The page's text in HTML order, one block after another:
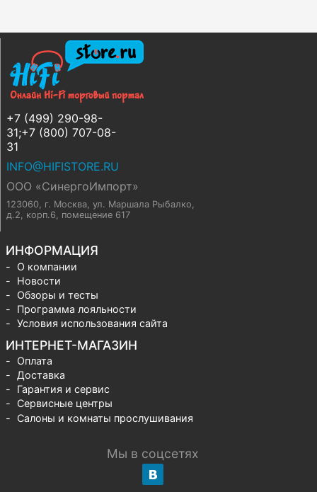
+7 (499) 290-98-
31;+7 (800) 707-08-
31
INFO@HIFISTORE.RU
ООО «СинергоИмпорт»
123060, г. Москва, ул. Маршала Рыбалко,
д.2, корп.6, помещение 617
ИНФОРМАЦИЯ
О компании
Новости
Обзоры и тесты
Программа лояльности
Условия использования сайта
ИНТЕРНЕТ-МАГАЗИН
Оплата
Доставка
Гарантия и сервис
Сервисные центры
Салоны и комнаты прослушивания
Мы в соцсетях